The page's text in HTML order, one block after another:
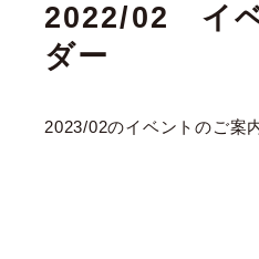
2022/02 イ
ダー
2023/02のイベントのご案